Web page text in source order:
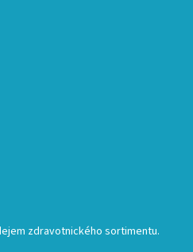
zdravotnického sortimentu.